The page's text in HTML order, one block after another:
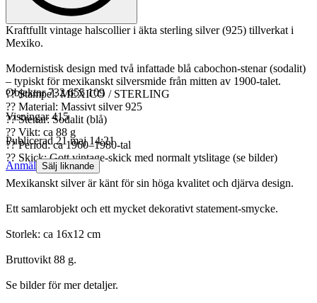
Kraftfullt vintage halscollier i äkta sterling silver (925) tillverkat i
Mexiko.
Modernistisk design med två infattade blå cabochon-stenar (sodalit)
– typiskt för mexikanskt silversmide från mitten av 1900-talet.
?? Stämpel: MEXICO / STERLING
?? Material: Massivt silver 925
?? Stenar: Sodalit (blå)
?? Vikt: ca 88 g
?? Period: ca 1960–1980-tal
?? Skick: Gott vintage-skick med normalt ytslitage (se bilder)
Mexikanskt silver är känt för sin höga kvalitet och djärva design.
Ett samlarobjekt och ett mycket dekorativt statement-smycke.
Storlek: ca 16x12 cm
Bruttovikt 88 g.
Se bilder för mer detaljer.
Objektnr 732 655 109
Visningar 415
Publicerad 21 maj 14:21
Anmäl Sälj liknande